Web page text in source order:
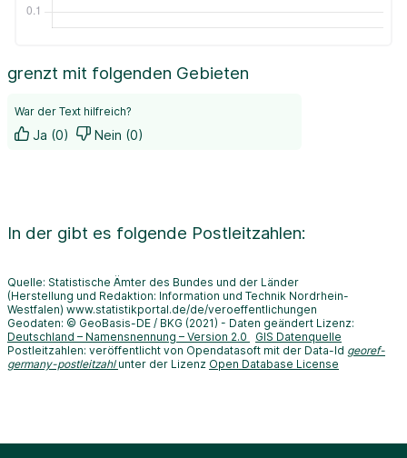
grenzt mit folgenden Gebieten
War der Text hilfreich?
Ja (0) Nein (0)
In der gibt es folgende Postleitzahlen:
Quelle: Statistische Ämter des Bundes und der Länder
(Herstellung und Redaktion: Information und Technik Nordrhein-
Westfalen) www.statistikportal.de/de/veroeffentlichungen
Geodaten: © GeoBasis-DE / BKG (2021) - Daten geändert Lizenz:
Deutschland – Namensnennung – Version 2.0
GIS Datenquelle
Postleitzahlen: veröffentlicht von Opendatasoft mit der Data-Id georef-
germany-postleitzahl unter der Lizenz Open Database License